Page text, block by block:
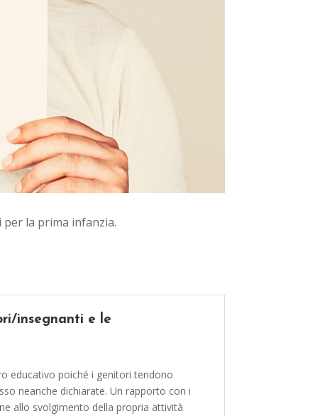
la prima infanzia.
insegnanti e le
educativo poiché i genitori tendono
neanche dichiarate. Un rapporto con i
allo svolgimento della propria attività